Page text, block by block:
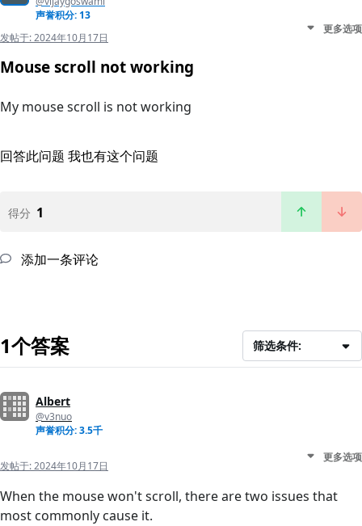
声誉积分: 13
发帖于:2024年10月17日
更多选项
Mouse scroll not working
My mouse scroll is not working
回答此问题 我也有这个问题
得分 1
添加一条评论
1个答案 筛选条件:
Albert
@v3nuo
声誉积分: 3.5千
发帖于:2024年10月17日
更多选项
When the mouse won't scroll, there are two issues that
most commonly cause it.